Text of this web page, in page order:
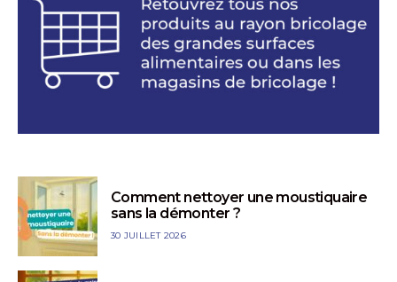
Comment nettoyer une moustiquaire
sans la démonter ?
30 JUILLET 2026